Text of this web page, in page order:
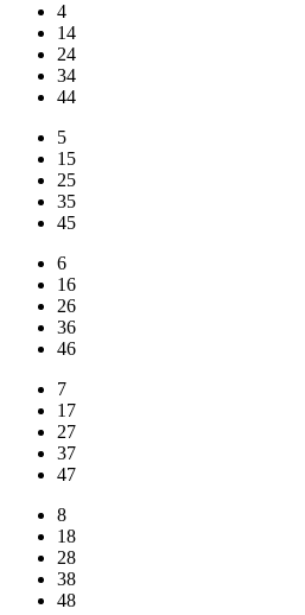
4
14
24
34
44
5
15
25
35
45
6
16
26
36
46
7
17
27
37
47
8
18
28
38
48